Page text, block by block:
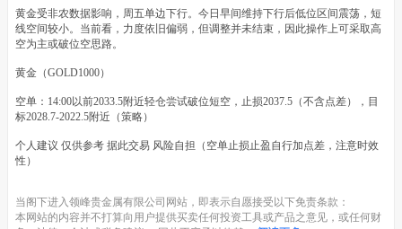
黄金受非农数据影响，周五单边下行。今日早间维持下行后低位区间震荡，短
线空间较小。当前看，力度依旧偏弱，但调整并未结束，因此操作上可采取高
空为主或破位空思路。
黄金（GOLD1000）
空单：14:00以前2033.5附近轻仓尝试破位短空，止损2037.5（不含点差），目
标2028.7-2022.5附近（策略）
个人建议 仅供参考 据此交易 风险自担（空单止损止盈自行加点差，注意时效
性）
当阁下进入领峰贵金属有限公司网站，即表示自愿接受以下免责条款：
本网站的内容并不打算向用户提供买卖任何投资工具或产品之意见，或任何财